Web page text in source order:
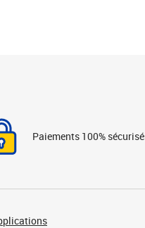
Paiements 100%